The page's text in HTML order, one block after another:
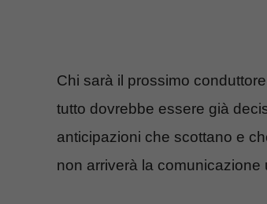
Chi sarà il prossimo
tutto dovrebbe essere già
anticipazioni che scottano e
non arriverà la